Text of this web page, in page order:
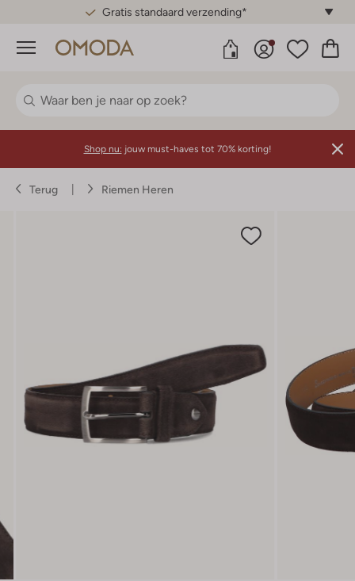
Gratis standaard verzending*
Menu
Shop nu: jouw must-haves tot 70% korting!
Terug Riemen Heren